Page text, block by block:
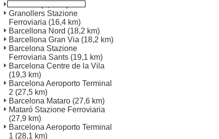
Terrassa(8,2 km)
Granollers Stazione
Ferroviaria (16,4 km)
Barcellona Nord (18,2 km)
Barcellona Gran Via (18,2 km)
Barcelona Stazione
Ferroviaria Sants (19,1 km)
Barcelona Centre de la Vila
(19,3 km)
Barcelona Aeroporto Terminal
2 (27,5 km)
Barcelona Mataro (27,6 km)
Mataró Stazione Ferroviaria
(27,9 km)
Barcelona Aeroporto Terminal
1 (28,1 km)